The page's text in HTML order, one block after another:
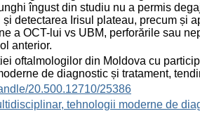
îngust din studiu nu a permis
detectarea Irisul plateau, precum și
a OCT-lui vs UBM, perforările sau
anterior.
oftalmologilor din Moldova cu
de diagnostic și tratament,
20.500.12710/25386
tehnologii moderne de